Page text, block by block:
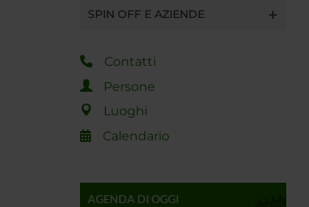
SPIN OFF E AZIENDE
Contatti
Persone
Luoghi
Calendario
AGENDA DI OGGI